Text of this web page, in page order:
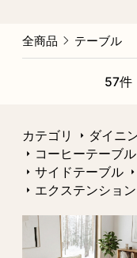
全商品 テーブル
57件
カテゴリ
ダイニ
コーヒーテーブ
サイドテーブル
エクステンショ